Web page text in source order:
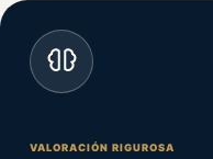
VALORACIÓN RIGUROSA